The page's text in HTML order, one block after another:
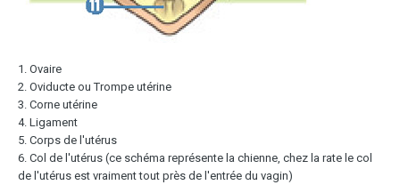
1. Ovaire
2. Oviducte ou Trompe utérine
3. Corne utérine
4. Ligament
5. Corps de l'utérus
6. Col de l'utérus (ce schéma représente la chienne, chez la rate le col
de l'utérus est vraiment tout près de l'entrée du vagin)